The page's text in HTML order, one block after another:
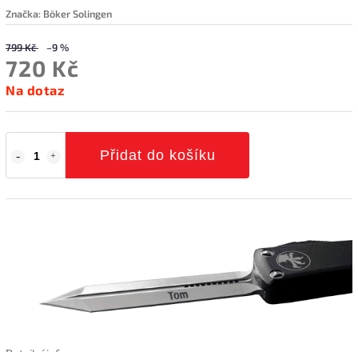
Značka: Böker Solingen
799 Kč –9 %
720 Kč
Na dotaz
Přidat do košíku